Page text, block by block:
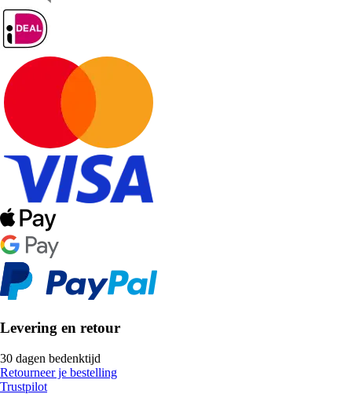
Levering en retour
30 dagen bedenktijd
Retourneer je bestelling
Trustpilot